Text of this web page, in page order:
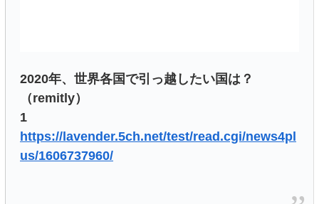
2020年、世界各国で引っ越したい国は？
（remitly）
1
https://lavender.5ch.net/test/read.cgi/news4pl
us/1606737960/